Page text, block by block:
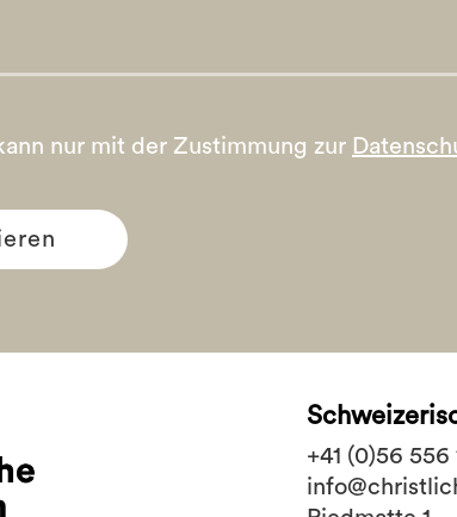
nur mit der Zustimmung zur
+41 (0)56 556